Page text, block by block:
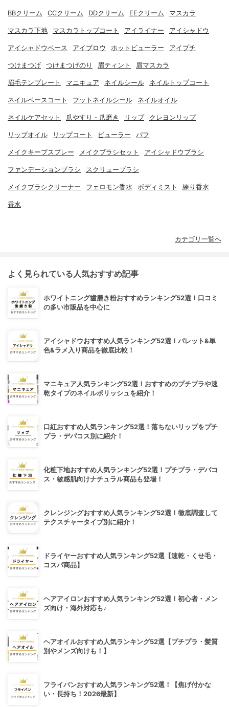
BBクリーム CCクリーム DDクリーム EEクリーム マスカラ
マスカラ下地 マスカラトップコート アイライナー アイシャドウ
アイシャドウベース アイブロウ ホットビューラー アイプチ
つけまつげ つけまつげのり 眉ティント 眉マスカラ
眉毛テンプレート マニキュア ネイルシール ネイルトップコート
ネイルベースコート フットネイルシール ネイルオイル
ネイルケアセット 爪やすり・爪磨き リップ クレヨンリップ
リップオイル リップコート ビューラー パフ
メイクキープスプレー メイクブラシセット アイシャドウブラシ
ファンデーションブラシ スクリューブラシ
メイクブラシクリーナー フェロモン香水 ボディミスト 練り香水
香水
カテゴリ一覧へ
よく見られている人気おすすめ記事
ホワイトニング歯磨き粉おすすめランキング52選！口コミ
の多い市販品を中心に
アイシャドウおすすめ人気ランキング52選！パレット&単
色&ラメ入り商品を徹底比較！
マニキュア人気ランキング52選！おすすめのプチプラや速
乾タイプのネイルポリッシュを紹介！
口紅おすすめ人気ランキング52選！落ちないリップをプチ
プラ・デパコス別に紹介！
化粧下地おすすめ人気ランキング52選！プチプラ・デパコ
ス・敏感肌向けナチュラル商品も登場！
クレンジングおすすめ人気ランキング52選！徹底調査して
テクスチャータイプ別に紹介！
ドライヤーおすすめ人気ランキング52選【速乾・くせ毛・
コスパ商品】
ヘアアイロンおすすめ人気ランキング52選！初心者・メン
ズ向け・海外対応も♪
ヘアオイルおすすめ人気ランキング52選【プチプラ・髪質
別やメンズ向けも！】
フライパンおすすめ人気ランキング52選！【焦げ付かな
い・長持ち！2026最新】